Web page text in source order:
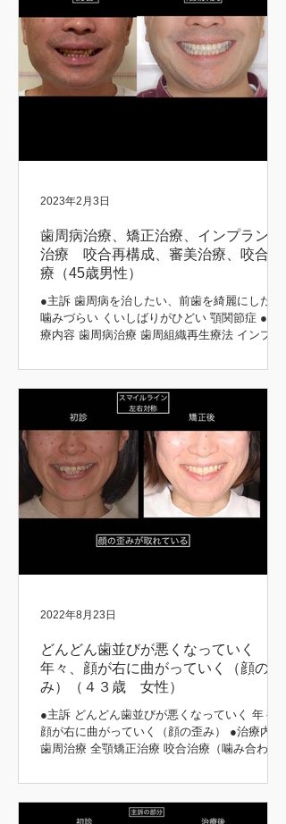
歯周病治療、矯正治療、インプラント
治療 咬合再構成、審美治療、咬合治
療（45歳男性）
●主訴 歯周病を治したい、前歯を綺麗にしたい
噛みづらい くいしばりがひどい 顎関節症 ●治
療内容 歯周病治療 歯周組織再生療法 インプラ
合治療 審美治療 ●患者さんの希望 長持ちする
治療をしてほしい 矯正前後 初診時 治療後...
2023年2月3日
どんどん歯並びが悪くなっていく
年々、顔が右に曲がっていく（顔の歪
み）（４３歳 女性）
●主訴 どんどん歯並びが悪くなっていく 年々、
顔が右に曲がっていく（顔の歪み） ●治療内容
歯周治療 全顎矯正治療 咬合治療（噛み合わ
矯正後 矯正前後 矯正中 矯正前後
2022年8月23日